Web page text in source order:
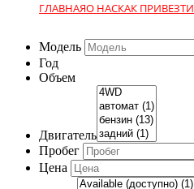
ГЛАВНАЯО НАСКАК ПРИВЕЗТИ
Модель
Год
Объем
Двигатель
Пробег
Цена